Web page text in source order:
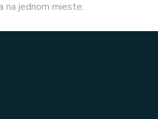
na jednom mieste.